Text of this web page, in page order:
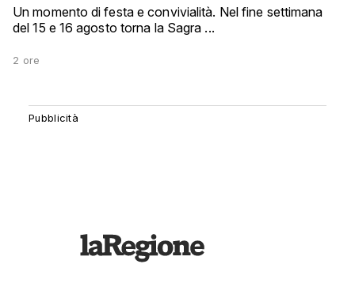
Un momento di festa e convivialità. Nel fine settimana
del 15 e 16 agosto torna la Sagra ...
2 ore